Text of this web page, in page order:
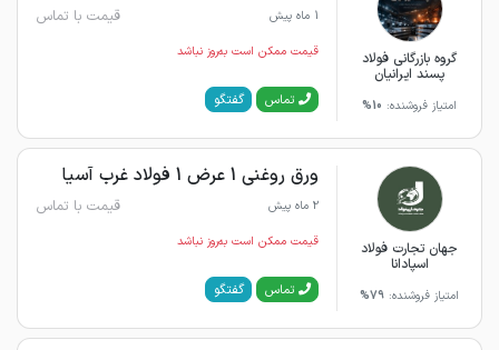
گروه بازرگانی فولاد
پسند ایرانیان
امتیاز فروشنده: 10%
1 ماه پیش قیمت با تماس
قیمت ممکن است به‌روز نباشد
تماس گفتگو
جهان تجارت فولاد
اسپادانا
امتیاز فروشنده: 79%
ورق روغنی 1 عرض 1 فولاد غرب آسیا
2 ماه پیش قیمت با تماس
قیمت ممکن است به‌روز نباشد
تماس گفتگو